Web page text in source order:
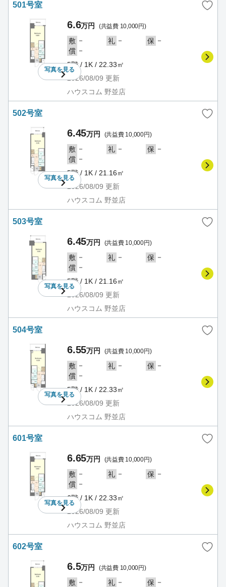
501号室
写真を見る
6.6万円 (共益費 10,000円)
敷 － 礼 － 保 －
償 －
5階 / 1K / 22.33㎡
2026/08/09 更新
ハウスコム 野並店
502号室
写真を見る
6.45万円 (共益費 10,000円)
敷 － 礼 － 保 －
償 －
5階 / 1K / 21.16㎡
2026/08/09 更新
ハウスコム 野並店
503号室
写真を見る
6.45万円 (共益費 10,000円)
敷 － 礼 － 保 －
償 －
5階 / 1K / 21.16㎡
2026/08/09 更新
ハウスコム 野並店
504号室
写真を見る
6.55万円 (共益費 10,000円)
敷 － 礼 － 保 －
償 －
5階 / 1K / 22.33㎡
2026/08/09 更新
ハウスコム 野並店
601号室
写真を見る
6.65万円 (共益費 10,000円)
敷 － 礼 － 保 －
償 －
6階 / 1K / 22.33㎡
2026/08/09 更新
ハウスコム 野並店
602号室
6.5万円 (共益費 10,000円)
敷 － 礼 － 保 －